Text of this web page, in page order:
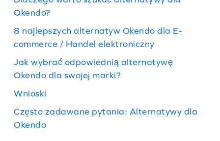
Okendo?
8 najlepszych alternatyw Okendo dla E-
commerce / Handel elektroniczny
Jak wybrać odpowiednią alternatywę
Okendo dla swojej marki?
Wnioski
Często zadawane pytania: Alternatywy dla
Okendo